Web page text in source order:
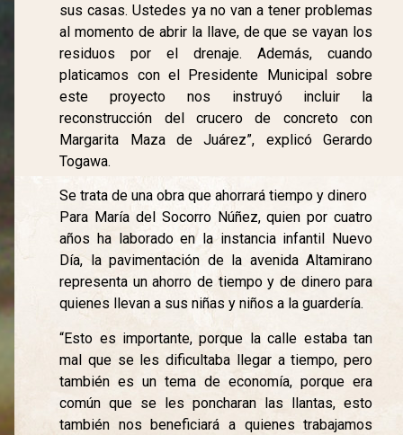
sus casas. Ustedes ya no van a tener problemas
al momento de abrir la llave, de que se vayan los
residuos por el drenaje. Además, cuando
platicamos con el Presidente Municipal sobre
este proyecto nos instruyó incluir la
reconstrucción del crucero de concreto con
Margarita Maza de Juárez”, explicó Gerardo
Togawa.
Se trata de una obra que ahorrará tiempo y dinero
Para María del Socorro Núñez, quien por cuatro
años ha laborado en la instancia infantil Nuevo
Día, la pavimentación de la avenida Altamirano
representa un ahorro de tiempo y de dinero para
quienes llevan a sus niñas y niños a la guardería.
“Esto es importante, porque la calle estaba tan
mal que se les dificultaba llegar a tiempo, pero
también es un tema de economía, porque era
común que se les poncharan las llantas, esto
también nos beneficiará a quienes trabajamos